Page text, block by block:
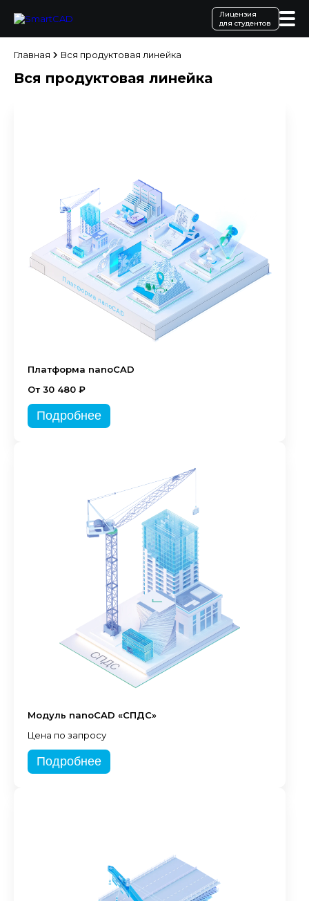
Лицензия
для студентов
Главная Вся продуктовая линейка
Вся продуктовая линейка
Платформа nanoCAD
От 30 480 ₽
Подробнее
Модуль nanoCAD «СПДС»
Цена по запросу
Подробнее